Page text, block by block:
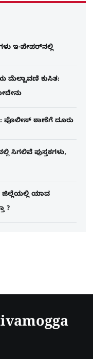
ಇ-ಪೇಪರ್​​​​ನಲ್ಲಿ
ಮೆಲ್ಚಾವಣಿ ಕುಸಿತ:
ಪೊಲೀಸ್ ಠಾಣೆಗೆ ದೂರು
ಸಿಗಲಿವೆ ಪುಸ್ತಕಗಳು,
ಜಿಲ್ಲೆಯಲ್ಲಿ ಯಾವ
?